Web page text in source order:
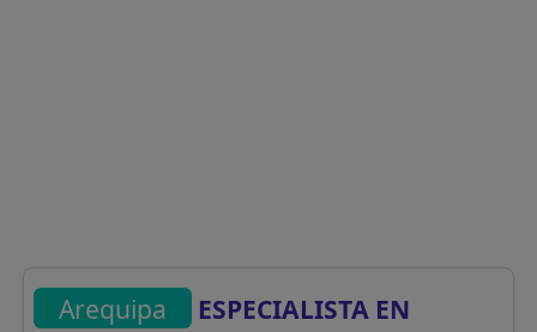
Arequipa
ESPECIALISTA EN